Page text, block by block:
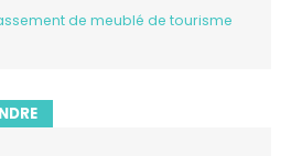
de meublé de tourisme